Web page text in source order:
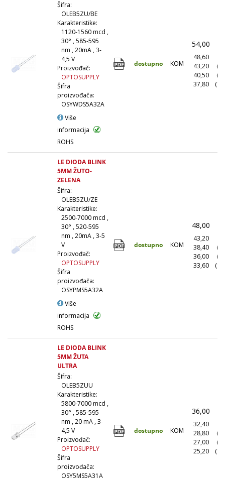
Šifra:
OLEB5ZU/BE
Karakteristike:
1120-1560 mcd ,
30° , 585-595
nm , 20mA , 3-
4,5 V
Proizvođač:
OPTOSUPPLY
Šifra
proizvođača:
OSYWDS5A32A
Više
informacija
ROHS
dostupno KOM
54,00
48,60
43,20
40,50
37,80
LE DIODA BLINK
5MM ŽUTO-
ZELENA
Šifra:
OLEB5ZU/ZE
Karakteristike:
2500-7000 mcd ,
30° , 520-595
nm , 20mA , 3-5
V
Proizvođač:
OPTOSUPPLY
Šifra
proizvođača:
OSYPMS5A32A
Više
informacija
ROHS
dostupno KOM
48,00
43,20
38,40
36,00
33,60
LE DIODA BLINK
5MM ŽUTA
ULTRA
Šifra:
OLEB5ZUU
Karakteristike:
5800-7000 mcd ,
30° , 585-595
nm , 20 mA , 3-
4,5 V
Proizvođač:
OPTOSUPPLY
Šifra
proizvođača:
OSY5MS5A31A
dostupno KOM
36,00
32,40
28,80
27,00
25,20